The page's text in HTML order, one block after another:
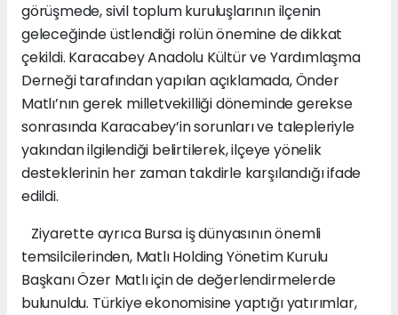
görüşmede, sivil toplum kuruluşlarının ilçenin
geleceğinde üstlendiği rolün önemine de dikkat
çekildi. Karacabey Anadolu Kültür ve Yardımlaşma
Derneği tarafından yapılan açıklamada, Önder
Matlı’nın gerek milletvekilliği döneminde gerekse
sonrasında Karacabey’in sorunları ve talepleriyle
yakından ilgilendiği belirtilerek, ilçeye yönelik
desteklerinin her zaman takdirle karşılandığı ifade
edildi.
Ziyarette ayrıca Bursa iş dünyasının önemli
temsilcilerinden, Matlı Holding Yönetim Kurulu
Başkanı Özer Matlı için de değerlendirmelerde
bulunuldu. Türkiye ekonomisine yaptığı yatırımlar,